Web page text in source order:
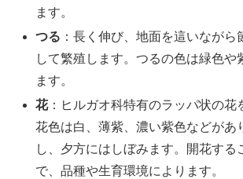
ます。
つる ：長く伸び、地面を這いながら
して繁殖します。つるの色は緑色や
ます。
花：ヒルガオ科特有のラッパ状の花
花色は白、薄紫、濃い紫色などがあ
し、夕方にはしぼみます。開花する
で、品種や生育環境によります。